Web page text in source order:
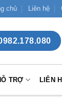
chủ Liên hệ
TRỢ LIÊN